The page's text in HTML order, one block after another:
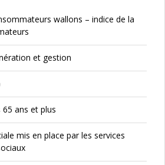
wallons – indice de la
et gestion
65 ans et plus
mis en place par les services